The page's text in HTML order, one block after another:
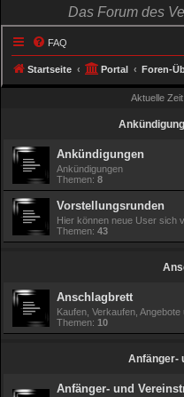
Das Forum des
FAQ
Startseite Portal Foren-
Aktuelle
Ankündigungen
Ankündigungen
Themen: 8
Vorstellungsrunden
Hier können neue User sich
Themen: 43
Anschlagbrett
Kaufen, Verkaufen,
Themen: 10
Anfänger-
Anfänger- und